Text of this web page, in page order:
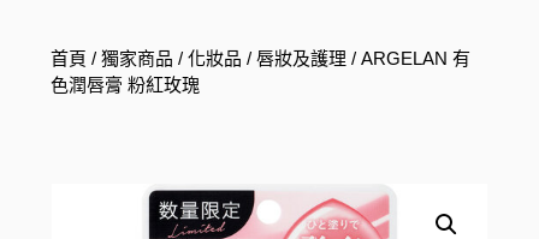
首頁 /獨家商品 /化妝品 /唇妝及護理 / ARGELAN 有
色潤唇膏 粉紅玫瑰